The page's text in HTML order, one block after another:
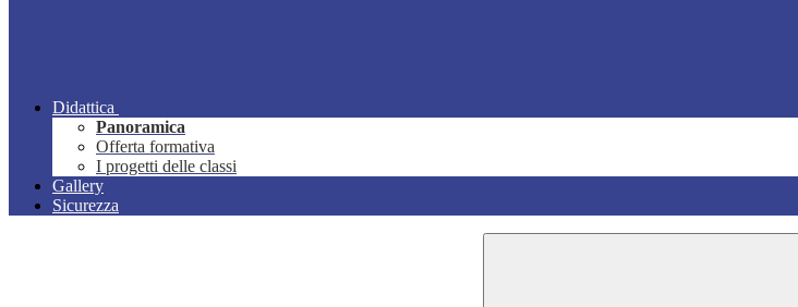
Didattica
Panoramica
Offerta formativa
I progetti delle classi
Gallery
Sicurezza